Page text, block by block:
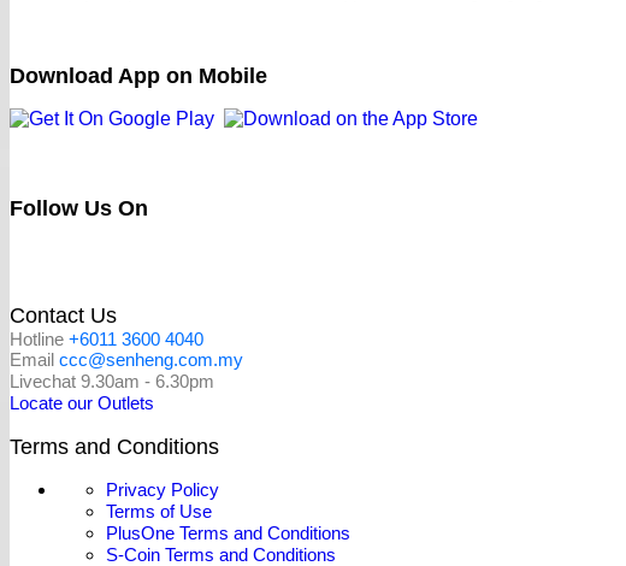
Download App on Mobile
Follow Us On
Contact Us
Hotline +6011 3600 4040
Email ccc@senheng.com.my
Livechat 9.30am - 6.30pm
Locate our Outlets
Terms and Conditions
Privacy Policy
Terms of Use
PlusOne Terms and Conditions
S-Coin Terms and Conditions